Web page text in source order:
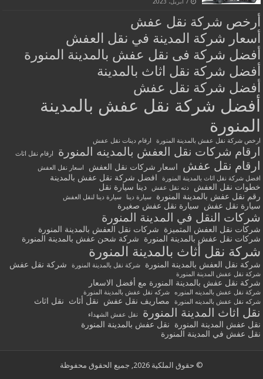
أرخص شركة نقل عفش
أسعار شركة المدينة في نقل العفش
أفضل شركة فى نقل عفش بالمدينة المنورة
أفضل شركة نقل اثاث بالمدينة
أفضل شركة نقل عفش
أفضل شركة نقل عفش بالمدينة
المنورة
ارخص شركة نقل عفش بالمدينة المنورة ارقام دينات نقل عفش
ارقام شركات نقل العفش بالمدينه المنورة ارقام نقل اثاث
ارقام نقل عفش اسعار شركات نقل العفش
اسعار نقل العفش
افضل شركة نقل اثاث بالمدينة المنورة
افضل شركة نقل عفش بالمدينة
خطوات نقل العفش
دنه نقل عفش
دينا سيارة نقل
رقم نقل عفش بالمدينة المنورة
سيارة دينا سيارة دينا لنقل العفش
سيارة نقل عفش سيارة نقل عفش صغيرة
شركات النقل في المدينة المنورة
شركات نقل العفش المتميزة
شركات نقل العفش بالمدينة المنورة
شركات نقل عفش بالمدينة المنورة
شركة شحن عفش بالمدينة المنورة
شركة نقل أثاث بالمدينة المنورة
شركة نقل العفش بالمدينة المنورة شركة نقل بالمدينة المنورة شركة نقل عفش
شركة نقل عفش المدينة المنورة
شركة نقل عفش بالمدينة المنورة مع أفضل الاسعار
شركة نقل عفش بالمدينه المنوره
شركه نقل عفش بالمدينة المنورة
شركه نقل عفش بالمدينه المنورة
مصاريف نقل عفش نقل أثاث نقل اثاث
نقل اثاث المدينة المنورة نقل عفش الشهداء
نقل عفش المدينة المنورة
نقل عفش بالمدينة المنورة
نقل عفش في المدينة المنورة
© حقوق الملكية 2026, جميع الحقوق محفوظة